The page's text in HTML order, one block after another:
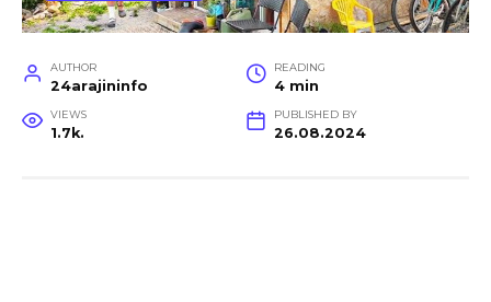
AUTHOR
24arajininfo
READING
4 min
VIEWS
1.7k.
PUBLISHED BY
26.08.2024